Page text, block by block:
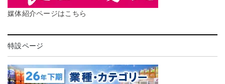
媒体紹介ページはこちら
特設ページ